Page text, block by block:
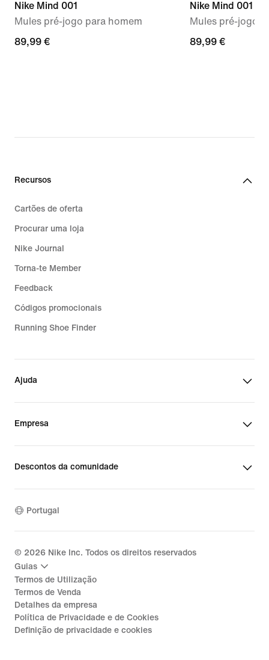
Nike Mind 001
Mules pré-jogo para homem
89,99
89,99 €
Nike Mind 001
Mules pré-jogo
89,99
89,99 €
Recursos
Cartões de oferta
Procurar uma loja
Nike Journal
Torna-te Member
Feedback
Códigos promocionais
Running Shoe Finder
Ajuda
Empresa
Descontos da comunidade
Portugal
© 2026 Nike Inc. Todos os direitos reservados
Guias
Termos de Utilização
Termos de Venda
Detalhes da empresa
Política de Privacidade e de Cookies
Definição de privacidade e cookies